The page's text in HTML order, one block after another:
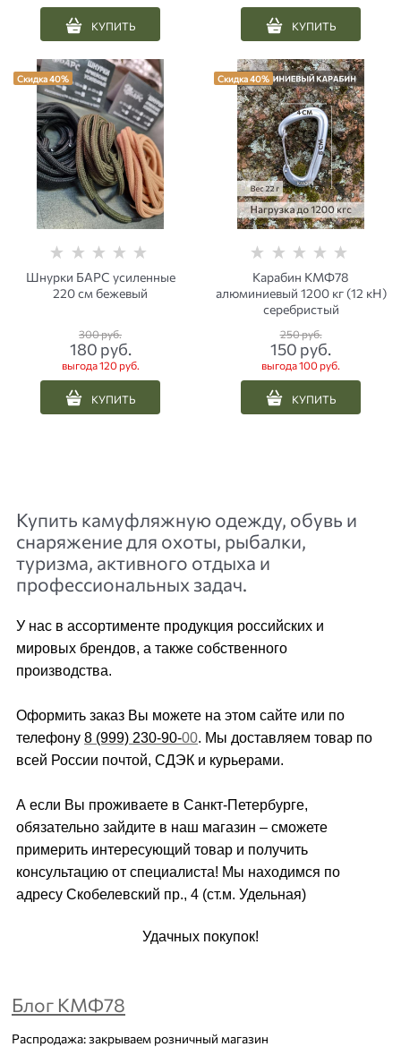
КУПИТЬ КУПИТЬ
Скидка 40%
Шнурки БАРС усиленные
220 см бежевый
300 руб.
180 руб.
выгода120 руб.
КУПИТЬ
Скидка 40%
Карабин КМФ78
алюминиевый 1200 кг (12 кН)
серебристый
250 руб.
150 руб.
выгода100 руб.
КУПИТЬ
Купить камуфляжную одежду, обувь и
снаряжение для охоты, рыбалки,
туризма, активного отдыха и
профессиональных задач.
У нас в ассортименте продукция российских и
мировых брендов, а также собственного
производства.
Оформить заказ Вы можете на этом сайте или по
телефону 8 (999) 230-90-00. Мы доставляем товар по
всей России почтой, СДЭК и курьерами.
А если Вы проживаете в Санкт-Петербурге,
обязательно зайдите в наш магазин – сможете
примерить интересующий товар и получить
консультацию от специалиста! Мы находимся по
адресу Скобелевский пр., 4 (ст.м. Удельная)
Удачных покупок!
Блог КМФ78
Распродажа: закрываем розничный магазин